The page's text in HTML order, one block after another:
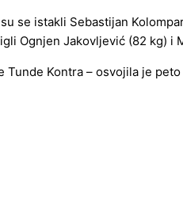
se istakli Sebastijan
Ognjen Jakovljević (82 kg) i
Kontra – osvojila je